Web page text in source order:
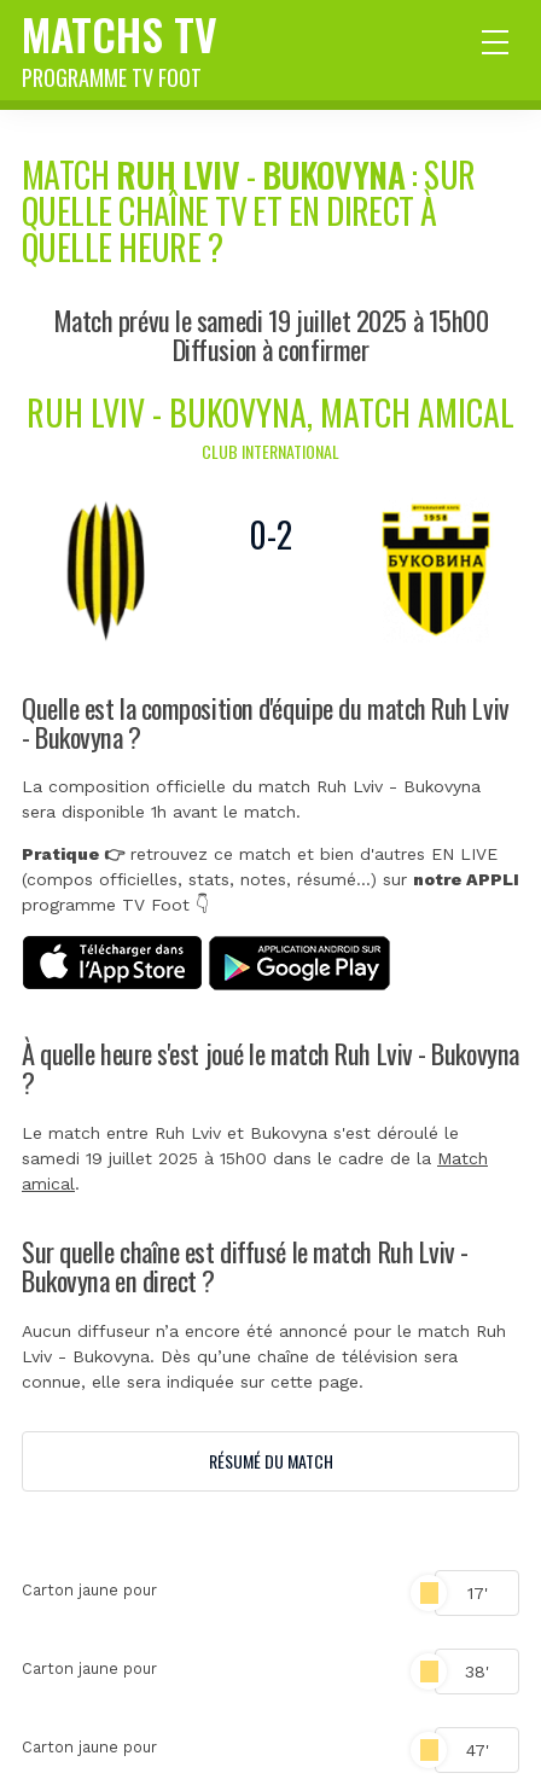
MATCHS TV
PROGRAMME TV FOOT
MATCH RUH LVIV-BUKOVYNA: SUR
QUELLE CHAÎNE TV ET EN DIRECT À
QUELLE HEURE ?
Match prévu le samedi 19 juillet 2025 à 15h00
Diffusion à confirmer
RUH LVIV - BUKOVYNA, MATCH AMICAL
CLUB INTERNATIONAL
0-2
Quelle est la composition d'équipe du match Ruh Lviv
- Bukovyna ?
La composition officielle du match Ruh Lviv - Bukovyna
sera disponible 1h avant le match.
Pratique 👉retrouvez ce match et bien d'autres EN LIVE
(compos officielles, stats, notes, résumé...) sur notre APPLI
programme TV Foot 👇
À quelle heure s'est joué le match Ruh Lviv - Bukovyna
?
Le match entre Ruh Lviv et Bukovyna s'est déroulé le
samedi 19 juillet 2025 à 15h00 dans le cadre de la Match
amical.
Sur quelle chaîne est diffusé le match Ruh Lviv -
Bukovyna en direct ?
Aucun diffuseur n’a encore été annoncé pour le match Ruh
Lviv - Bukovyna. Dès qu’une chaîne de télévision sera
connue, elle sera indiquée sur cette page.
RÉSUMÉ DU MATCH
17'
Carton jaune pour
38'
Carton jaune pour
47'
Carton jaune pour